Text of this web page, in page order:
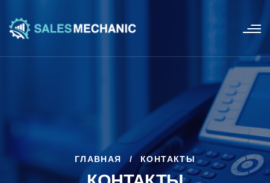
ГЛАВНАЯ / КОНТАКТЫ